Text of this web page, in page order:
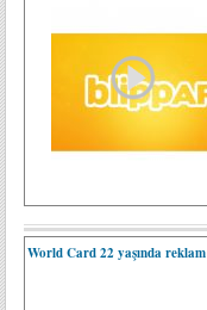
World Card 22 yaşında